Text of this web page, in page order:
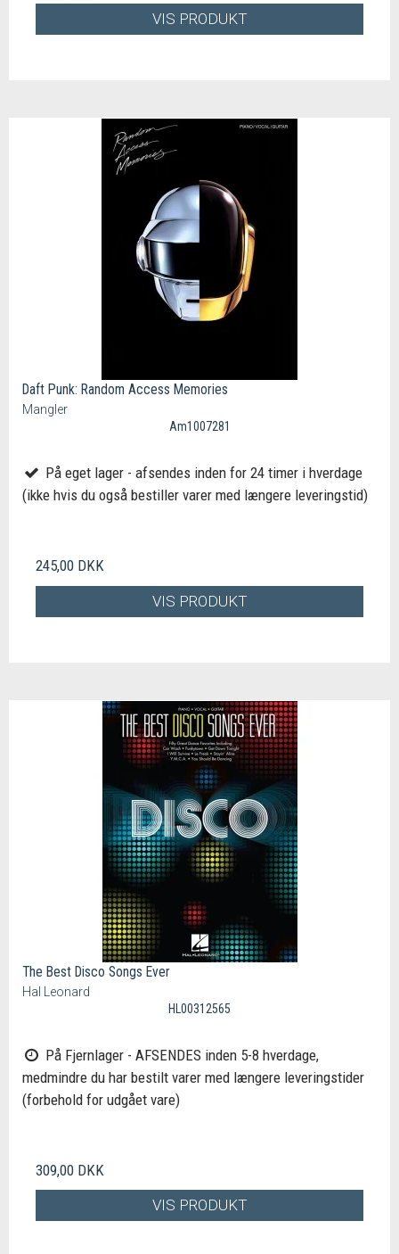
VIS PRODUKT
Daft Punk: Random Access Memories
Mangler
Am1007281
På eget lager - afsendes inden for 24 timer i hverdage
(ikke hvis du også bestiller varer med længere leveringstid)
245,00 DKK
VIS PRODUKT
The Best Disco Songs Ever
Hal Leonard
HL00312565
På Fjernlager - AFSENDES inden 5-8 hverdage,
medmindre du har bestilt varer med længere leveringstider
(forbehold for udgået vare)
309,00 DKK
VIS PRODUKT